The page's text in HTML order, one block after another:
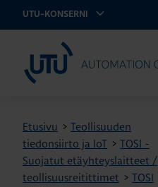
UTU-KONSERNI
UTU Automation
Etusivu > Teollisuuden
tiedonsiirto ja IoT > TOSI -
Suojatut etäyhteyslaitteet /
teollisuusreitittimet > TOSI